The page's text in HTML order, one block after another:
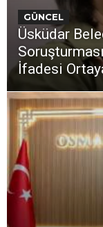
GÜNCEL
Üsküdar
İfadesi